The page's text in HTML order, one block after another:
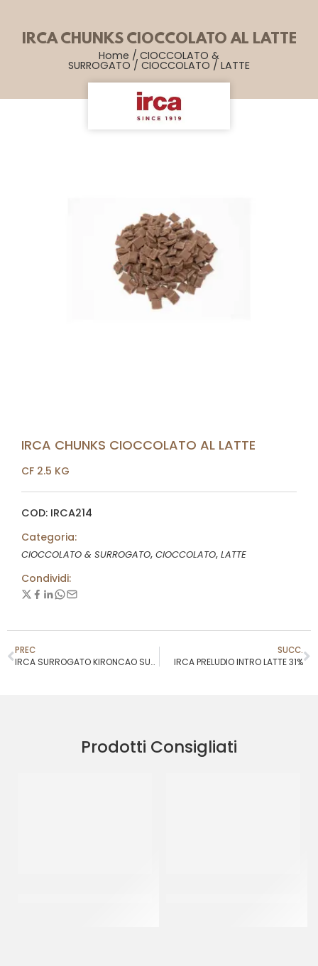
IRCA CHUNKS CIOCCOLATO AL LATTE
Home /CIOCCOLATO &
SURROGATO / CIOCCOLATO / LATTE
IRCA CHUNKS CIOCCOLATO AL LATTE
CF 2.5 KG
COD: IRCA214
Categoria:
CIOCCOLATO & SURROGATO, CIOCCOLATO, LATTE
Condividi:
PREC
IRCA SURROGATO KIRONCAO SUPERIOR
SUCC.
IRCA PRELUDIO INTRO LATTE 31%
Prodotti Consigliati